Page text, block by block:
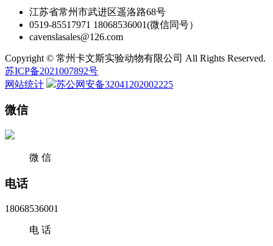
江苏省常州市武进区遥洛路68号
0519-85517971 18068536001(微信同号）
cavenslasales@126.com
Copyright © 常州卡文斯实验动物有限公司 All Rights Reserved.
苏ICP备2021007892号
网站统计
苏公网安备32041202002225
微信
微 信
电话
18068536001
电 话